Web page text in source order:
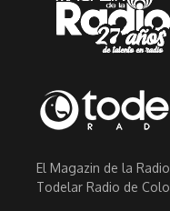
El Magazin de la
Todelar Radio de